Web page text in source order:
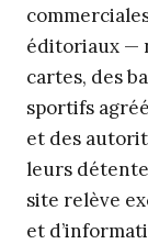
éditoriaux —
cartes, des
sportifs
et des
leurs
site relève
et